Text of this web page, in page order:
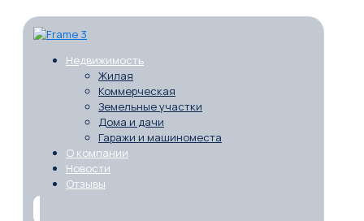
Недвижимость
Жилая
Коммерческая
Земельные участки
Дома и дачи
Гаражи и машиноместа
О компании
Новости
Отзывы